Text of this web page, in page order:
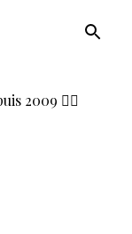
2009 🏳️‍🌈